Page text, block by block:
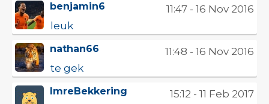
benjamin6
11:47 - 16 Nov 2016
leuk
nathan66
11:48 - 16 Nov 2016
te gek
ImreBekkering
15:12 - 11 Feb 2017